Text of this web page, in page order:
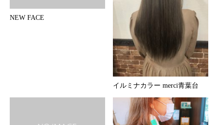
NEW FACE
イルミナカラー merci青葉台